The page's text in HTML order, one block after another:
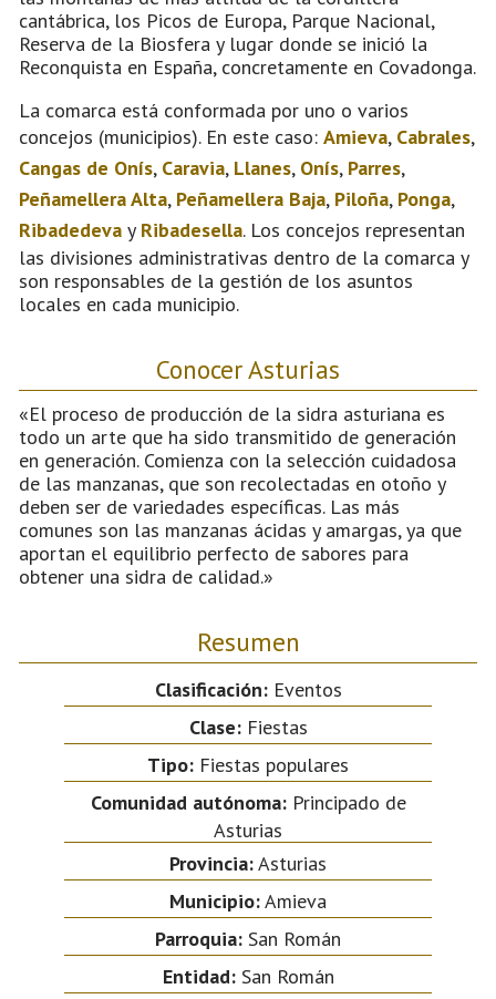
cantábrica, los Picos de Europa, Parque Nacional,
Reserva de la Biosfera y lugar donde se inició la
Reconquista en España, concretamente en Covadonga.
La comarca está conformada por uno o varios
concejos (municipios). En este caso: Amieva, Cabrales,
Cangas de Onís, Caravia, Llanes, Onís, Parres,
Peñamellera Alta, Peñamellera Baja, Piloña, Ponga,
Ribadedeva y Ribadesella. Los concejos representan
las divisiones administrativas dentro de la comarca y
son responsables de la gestión de los asuntos
locales en cada municipio.
Conocer Asturias
«El proceso de producción de la sidra asturiana es
todo un arte que ha sido transmitido de generación
en generación. Comienza con la selección cuidadosa
de las manzanas, que son recolectadas en otoño y
deben ser de variedades específicas. Las más
comunes son las manzanas ácidas y amargas, ya que
aportan el equilibrio perfecto de sabores para
obtener una sidra de calidad.»
Resumen
Clasificación:Eventos
Clase:Fiestas
Tipo: Fiestas populares
Comunidad autónoma:Principado de
Asturias
Provincia:Asturias
Municipio:Amieva
Parroquia: San Román
Entidad:San Román